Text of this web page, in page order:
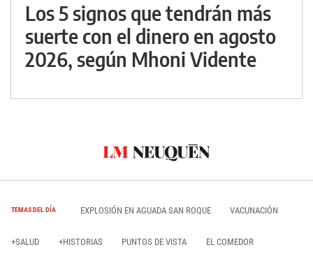
Los 5 signos que tendrán más
suerte con el dinero en agosto
2026, según Mhoni Vidente
TEMAS DEL DÍA EXPLOSIÓN EN AGUADA SAN ROQUE VACUNACIÓN
+SALUD +HISTORIAS PUNTOS DE VISTA EL COMEDOR